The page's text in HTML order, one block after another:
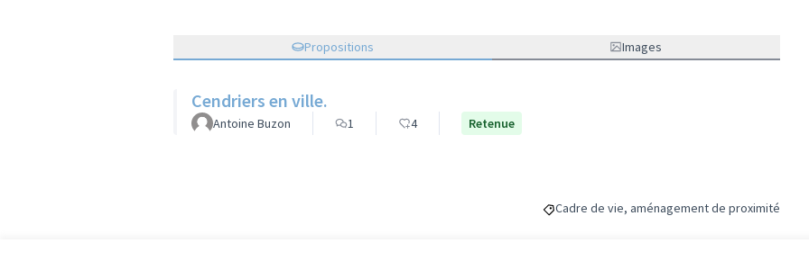
Propositions Images
Cendriers en ville.
Antoine Buzon 1 4 Retenue
Filtrer les résultats de la catégorie : Cadre de
Cadre de vie, aménagement de proximité